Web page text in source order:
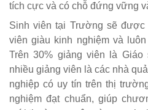
tích cực và có chỗ đứng vững
Sinh viên tại Trường sẽ
viên giàu kinh nghiệm và
Trên 30% giảng viên là
nhiều giảng viên là các nhà
nghiệp có uy tín trên thị
nghiệm đạt chuẩn, giúp